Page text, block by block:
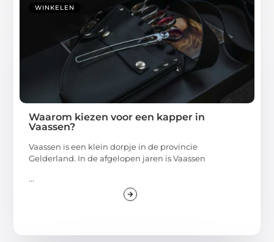
WINKELEN
Waarom kiezen voor een kapper in
Vaassen?
Vaassen is een klein dorpje in de provincie
Gelderland. In de afgelopen jaren is Vaassen
...